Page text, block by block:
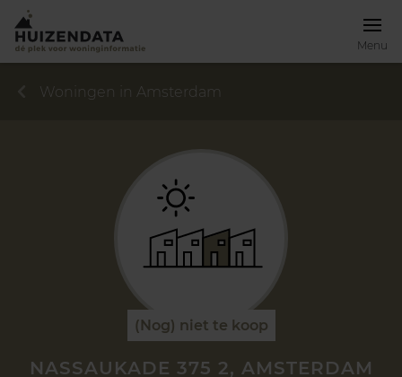
Menu
Woningen in Amsterdam
(Nog) niet te koop
NASSAUKADE 375 2, AMSTERDAM